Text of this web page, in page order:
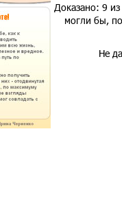
Доказано: 9
могли бы,
Не